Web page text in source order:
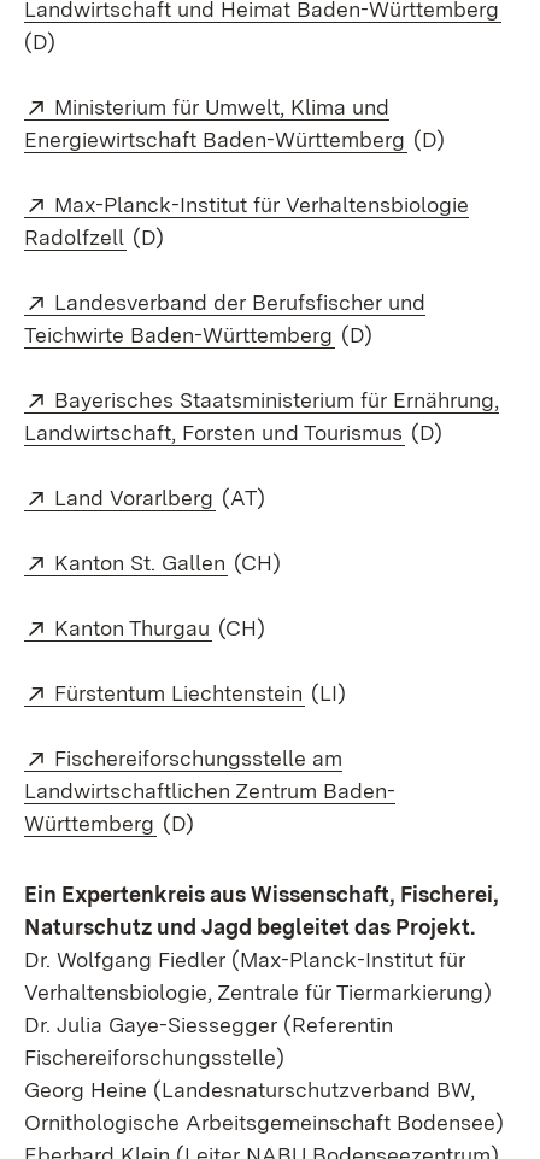
Landwirtschaft und Heimat Baden-Württemberg
(D)
Extern:
Ministerium für Umwelt, Klima und
Energiewirtschaft Baden-Württemberg (Öffnet in
(D)
Extern:
Max-Planck-Institut für Verhaltensbiologie
Radolfzell (Öffnet in neuem Fenster)
(D)
Extern:
Landesverband der Berufsfischer und
Teichwirte Baden-Württemberg (Öffnet in neuem
(D)
Extern:
Bayerisches Staatsministerium für Ernährung,
Landwirtschaft, Forsten und Tourismus (Öffnet in
(D)
Extern:
Land Vorarlberg (Öffnet in neuem Fenster)
(AT)
Extern:
Kanton St. Gallen (Öffnet in neuem Fenster)
(CH)
Extern:
Kanton Thurgau (Öffnet in neuem Fenster)
(CH)
Extern:
Fürstentum Liechtenstein (Öffnet in neuem
(LI)
Extern:
Fischereiforschungsstelle am
Landwirtschaftlichen Zentrum Baden-
Württemberg (Öffnet in neuem Fenster)
(D)
Ein Expertenkreis aus Wissenschaft, Fischerei,
Naturschutz und Jagd begleitet das Projekt.
Dr. Wolfgang Fiedler (Max-Planck-Institut für
Verhaltensbiologie, Zentrale für Tiermarkierung)
Dr. Julia Gaye-Siessegger (Referentin
Fischereiforschungsstelle)
Georg Heine (Landesnaturschutzverband BW,
Ornithologische Arbeitsgemeinschaft Bodensee)